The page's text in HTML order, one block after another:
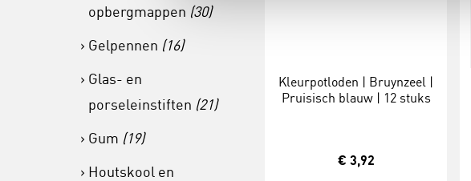
opbergmappen (30)
Gelpennen (16)
Glas- en
porseleinstiften (21)
Gum (19)
Houtskool en
Kleurpotloden | Bruynzeel |
Pruisisch blauw | 12 stuks
€ 3,92